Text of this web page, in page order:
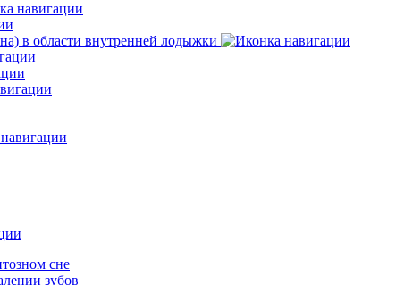
в области внутренней лодыжки
сне
зубов